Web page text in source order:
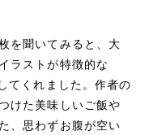
を聞いてみると、大
ラストが特徴的な
てくれました。作者の
けた美味しいご飯や
、思わずお腹が空い